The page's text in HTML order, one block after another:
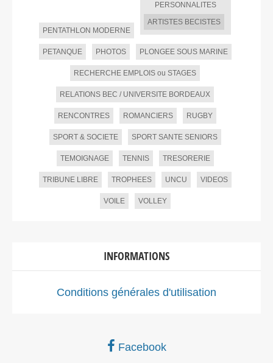
PENTATHLON MODERNE
PERSONNALITES
ARTISTES BECISTES
PETANQUE PHOTOS PLONGEE SOUS MARINE
RECHERCHE EMPLOIS ou STAGES
RELATIONS BEC / UNIVERSITE BORDEAUX
RENCONTRES ROMANCIERS RUGBY
SPORT & SOCIETE SPORT SANTE SENIORS
TEMOIGNAGE TENNIS TRESORERIE
TRIBUNE LIBRE TROPHEES UNCU VIDEOS
VOILE VOLLEY
INFORMATIONS
Conditions générales d'utilisation
Facebook